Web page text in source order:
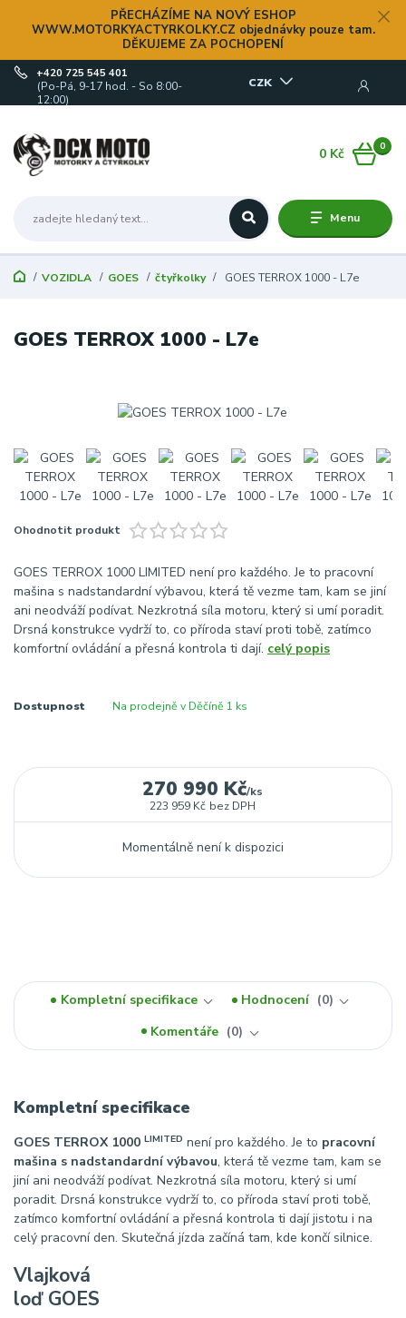
PŘECHÁZÍME NA NOVÝ ESHOP
WWW.MOTORKYACTYRKOLKY.CZ objednávky pouze tam.
DĚKUJEME ZA POCHOPENÍ
Menu
CZK
+420 725 545 401
(Po-Pá, 9-17 hod. - So 8:00-
12:00)
0
0 Kč
VOZIDLA GOES čtyřkolky GOES TERROX 1000 - L7e
GOES TERROX 1000 - L7e
Ohodnotit produkt
GOES TERROX 1000 LIMITED není pro každého. Je to pracovní
mašina s nadstandardní výbavou, která tě vezme tam, kam se jiní
ani neodváží podívat. Nezkrotná síla motoru, který si umí poradit.
Drsná konstrukce vydrží to, co příroda staví proti tobě, zatímco
komfortní ovládání a přesná kontrola ti dají. celý popis
Dostupnost Na prodejně v Děčíně 1 ks
270 990 Kč/ks
223 959 Kč bez DPH
Momentálně není k dispozici
Kompletní specifikace Hodnocení
0
Komentáře
0
Kompletní specifikace
GOES TERROX 1000 LIMITED není pro každého. Je to pracovní
mašina s nadstandardní výbavou, která tě vezme tam, kam se
jiní ani neodváží podívat. Nezkrotná síla motoru, který si umí
poradit. Drsná konstrukce vydrží to, co příroda staví proti tobě,
zatímco komfortní ovládání a přesná kontrola ti dají jistotu i na
celý pracovní den. Skutečná jízda začíná tam, kde končí silnice.
Vlajková
loď GOES